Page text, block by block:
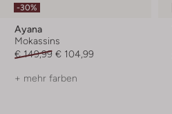
-30%
Ayana
Mokassins
€ 149,99 € 104,99
+ mehr farben